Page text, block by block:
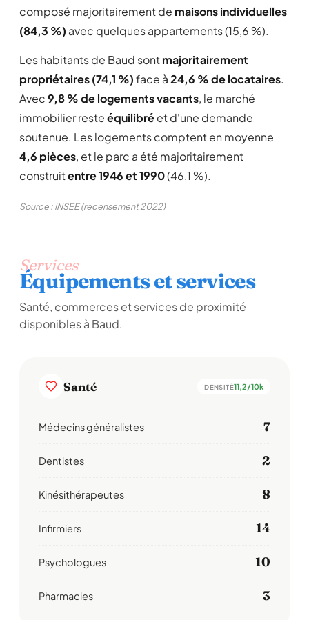
composé majoritairement de maisons individuelles
(84,3 %) avec quelques appartements (15,6 %).
Les habitants de Baud sontmajoritairement
propriétaires (74,1 %)face à24,6 % de locataires.
Avec9,8 % de logements vacants, le marché
immobilier resteéquilibréet d'une demande
soutenue. Les logements comptent en moyenne
4,6 pièces, et le parc a été majoritairement
construitentre 1946 et 1990(46,1 %).
Source : INSEE (recensement 2022)
Services
Équipements et services
Santé, commerces et services de proximité
disponibles à Baud.
Santé DENSITÉ11,2/10k
Médecins généralistes 7
Dentistes 2
Kinésithérapeutes 8
Infirmiers 14
Psychologues 10
Pharmacies 3